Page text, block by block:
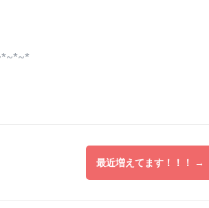
最近増えてます！！！ →